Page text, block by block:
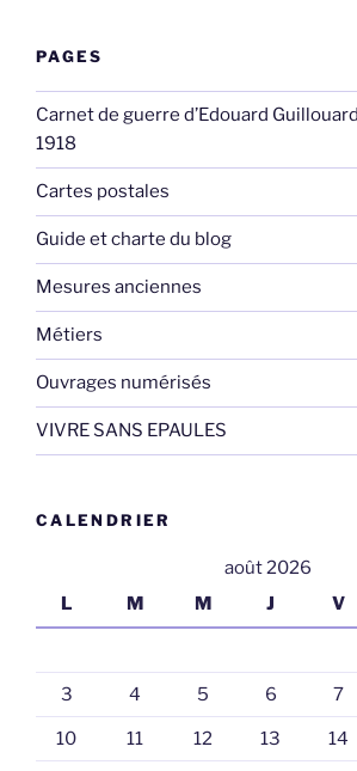
PAGES
Carnet de guerre d’Edouard
1918
Cartes postales
Guide et charte du blog
Mesures anciennes
Métiers
Ouvrages numérisés
VIVRE SANS EPAULES
CALENDRIER
août 2026
L
M M J V
3 4 5 6 7
10 11 12 13 14